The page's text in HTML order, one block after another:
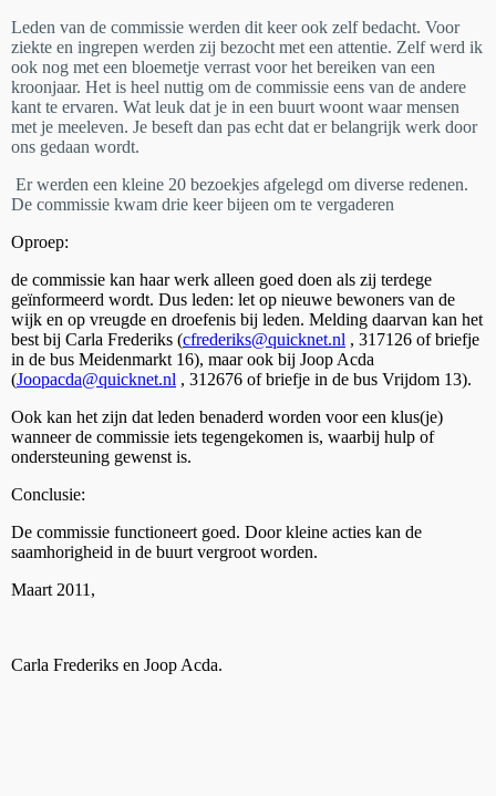
Leden van de commissie werden dit keer ook zelf bedacht. Voor
ziekte en ingrepen werden zij bezocht met een attentie. Zelf werd ik
ook nog met een bloemetje verrast voor het bereiken van een
kroonjaar. Het is heel nuttig om de commissie eens van de andere
kant te ervaren. Wat leuk dat je in een buurt woont waar mensen
met je meeleven. Je beseft dan pas echt dat er belangrijk werk door
ons gedaan wordt.
Er werden een kleine 20 bezoekjes afgelegd om diverse redenen.
De commissie kwam drie keer bijeen om te vergaderen
Oproep:
de commissie kan haar werk alleen goed doen als zij terdege
geïnformeerd wordt. Dus leden: let op nieuwe bewoners van de
wijk en op vreugde en droefenis bij leden. Melding daarvan kan het
best bij Carla Frederiks (cfrederiks@quicknet.nl , 317126 of briefje
in de bus Meidenmarkt 16), maar ook bij Joop Acda
(Joopacda@quicknet.nl , 312676 of briefje in de bus Vrijdom 13).
Ook kan het zijn dat leden benaderd worden voor een klus(je)
wanneer de commissie iets tegengekomen is, waarbij hulp of
ondersteuning gewenst is.
Conclusie:
De commissie functioneert goed. Door kleine acties kan de
saamhorigheid in de buurt vergroot worden.
Maart 2011,
Carla Frederiks en Joop Acda.